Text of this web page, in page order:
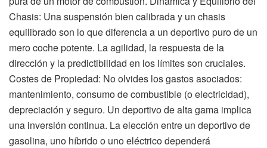
Chasis: Una suspensión bien calibrada y un chasis
equilibrado son lo que diferencia a un deportivo puro de un
mero coche potente. La agilidad, la respuesta de la
dirección y la predictibilidad en los límites son cruciales.
Costes de Propiedad: No olvides los gastos asociados:
mantenimiento, consumo de combustible (o electricidad),
depreciación y seguro. Un deportivo de alta gama implica
una inversión continua. La elección entre un deportivo de
gasolina, uno híbrido o uno eléctrico dependerá